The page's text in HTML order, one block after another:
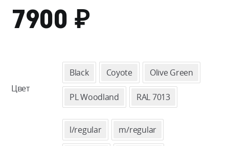
7900 ₽
Цвет
Black Coyote Olive Green
PL Woodland RAL 7013
l/regular m/regular